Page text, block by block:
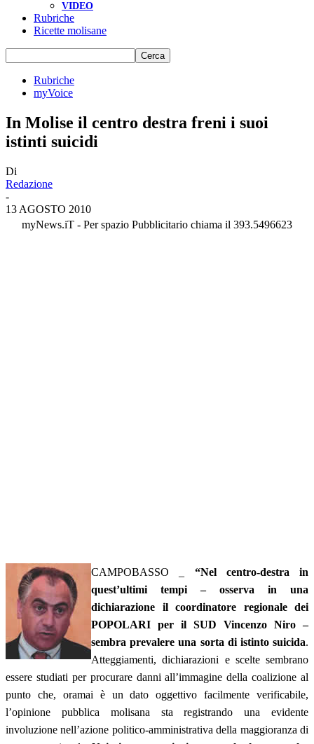
VIDEO
Rubriche
Ricette molisane
Rubriche
myVoice
In Molise il centro destra freni i suoi
istinti suicidi
Di
Redazione
-
13 AGOSTO 2010
myNews.iT - Per spazio Pubblicitario chiama il 393.5496623
CAMPOBASSO _
“Nel centro-destra in
quest’ultimi tempi – osserva in una
dichiarazione il coordinatore regionale dei
POPOLARI per il SUD Vincenzo Niro –
sembra prevalere una sorta di istinto suicida.
Atteggiamenti, dichiarazioni e scelte sembrano
essere studiati per procurare danni all’immagine della coalizione al
punto che, oramai è un dato oggettivo facilmente verificabile,
l’opinione pubblica molisana sta registrando una evidente
involuzione nell’azione politico-amministrativa della maggioranza di